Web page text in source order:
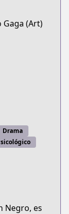
(Art)
Drama
Negro, es